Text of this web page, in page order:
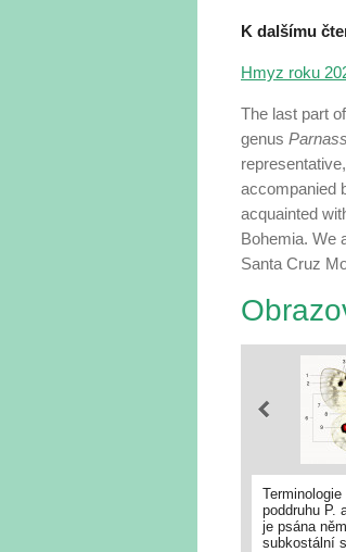
K dalšímu
Hmyz roku
The last part
genus
accompanied
acquainted
Bohemia. We
Santa Cruz
poddruhu P.
je psána
subkostální